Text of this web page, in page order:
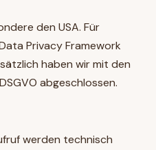
den USA. Für
Privacy Framework
haben wir mit den
abgeschlossen.
werden technisch